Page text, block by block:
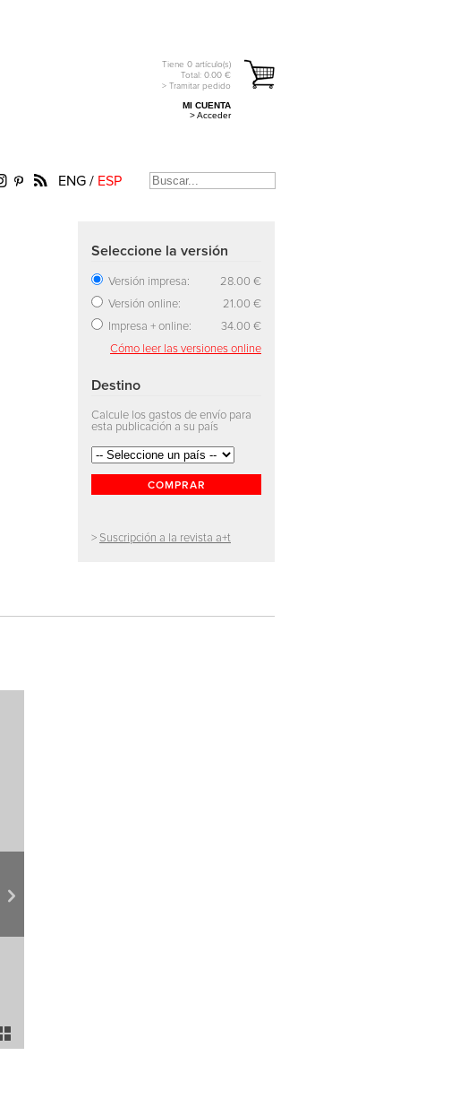
Tiene 0 artículo(s)
Total: 0.00 €
> Tramitar pedido
MI CUENTA
> Acceder
ENG / ESP
Seleccione la versión
Versión impresa:
28.00 €
Versión online:
21.00 €
Impresa + online:
34.00 €
Cómo leer las versiones online
Destino
Calcule los gastos de envío para
esta publicación a su país
COMPRAR
> Suscripción a la revista a+t